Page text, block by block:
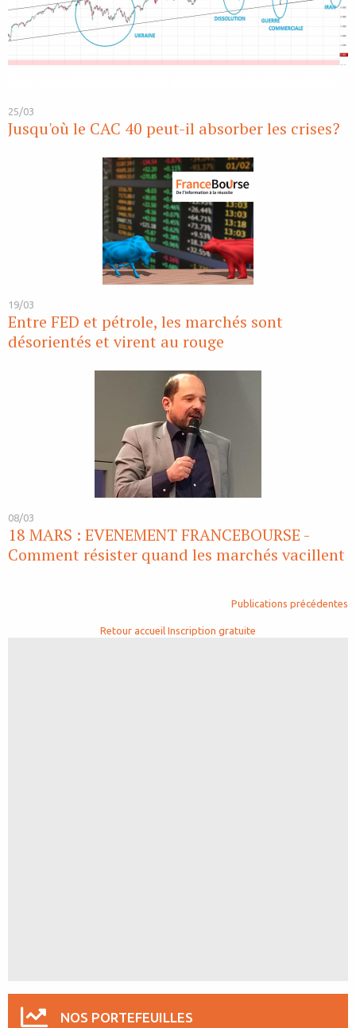
25/03
Jusqu'où le CAC 40 peut-il absorber les crises?
19/03
Entre FED et pétrole, les marchés sont
désorientés et virent au rouge
08/03
18 MARS : EVENEMENT FRANCEBOURSE -
Comment résister quand les marchés vacillent
Publications précédentes
Retour accueil Inscription gratuite
NOS PORTEFEUILLES